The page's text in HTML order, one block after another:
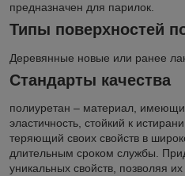
предназначен для парилок.
Типы поверхностей
Деревянные новые или ранее
Стандарты качества
полиуретан – материал,
эластичность, стойкий к
теряющий своих свойств в
длительным сроком службы.
уникальных свойств, позволяя